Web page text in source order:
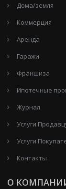
Дома/земля
Коммерция
Аренда
Гаражи
Франшиза
Ипотечные
Журнал
Услуги
Услуги
Контакты
О